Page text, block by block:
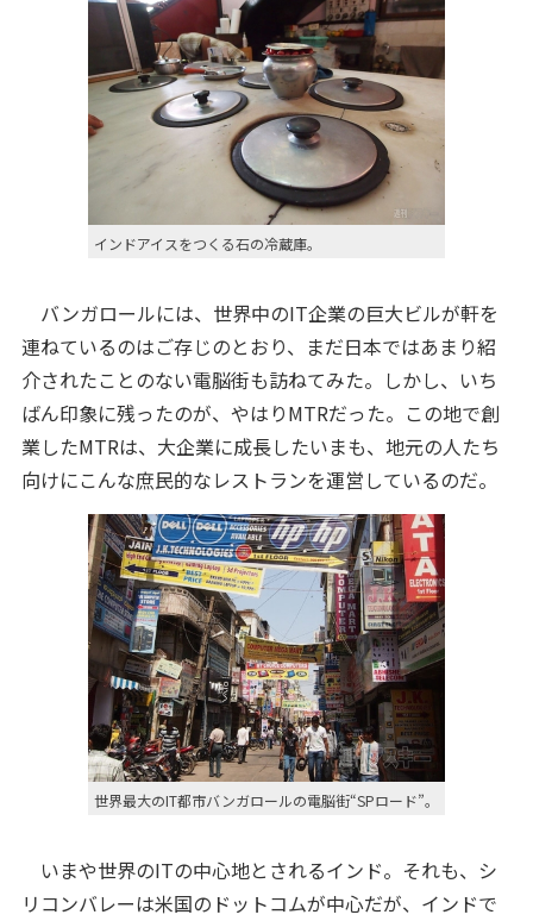
インドアイスをつくる石の冷蔵庫。
バンガロールには、世界中のIT企業の巨大ビルが軒を
連ねているのはご存じのとおり、まだ日本ではあまり紹
介されたことのない電脳街も訪ねてみた。しかし、いち
ばん印象に残ったのが、やはりMTRだった。この地で創
業したMTRは、大企業に成長したいまも、地元の人たち
向けにこんな庶民的なレストランを運営しているのだ。
世界最大のIT都市バンガロールの電脳街“SPロード”。
いまや世界のITの中心地とされるインド。それも、シ
リコンバレーは米国のドットコムが中心だが、インドで